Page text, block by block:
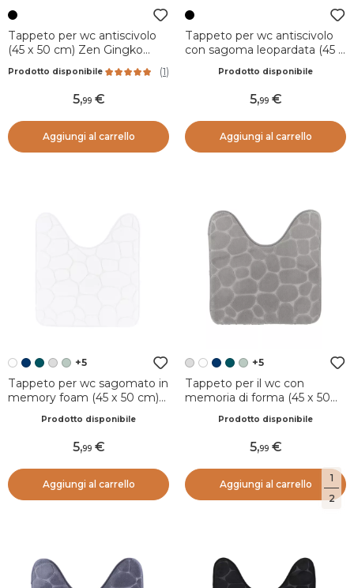
1
2
Tappeto per wc antiscivolo
(45 x 50 cm) Zen Gingko
Prodotto disponibile (1)
5,99
Aggiungi al carrello
Tappeto per wc antiscivolo
con sagoma leopardata (45 x
BiancoProdotto disponibile
5,99
Aggiungi al carrello
+5
Tappeto per wc sagomato in
memory foam (45 x 50 cm)
Prodotto disponibile
5,99
Aggiungi al carrello
+5
Tappeto per il wc con
memoria di forma (45 x 50
Prodotto disponibile
5,99
Aggiungi al carrello